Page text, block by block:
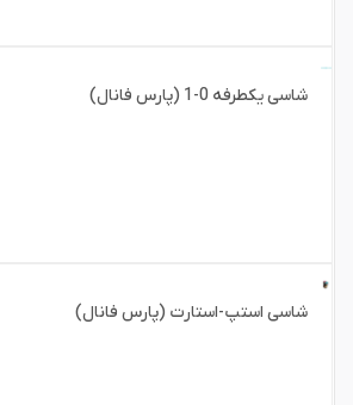
‏شاسی یکطرفه 0-1 (پارس فانال)
شاسی استپ-استارت (پارس فانال)